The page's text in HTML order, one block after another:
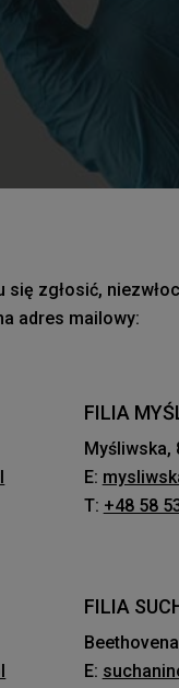
zgłosić,
adres mailowy:
FILIA
Myśliwska,
E:
T: +48 58
FILIA
E: